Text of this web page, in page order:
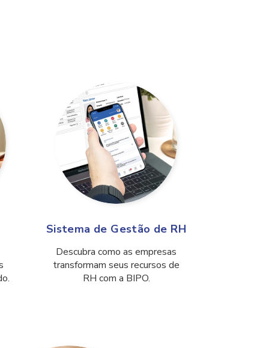
Sistema de Gestão de RH
Descubra como as empresas
transformam seus recursos de
RH com a BIPO.